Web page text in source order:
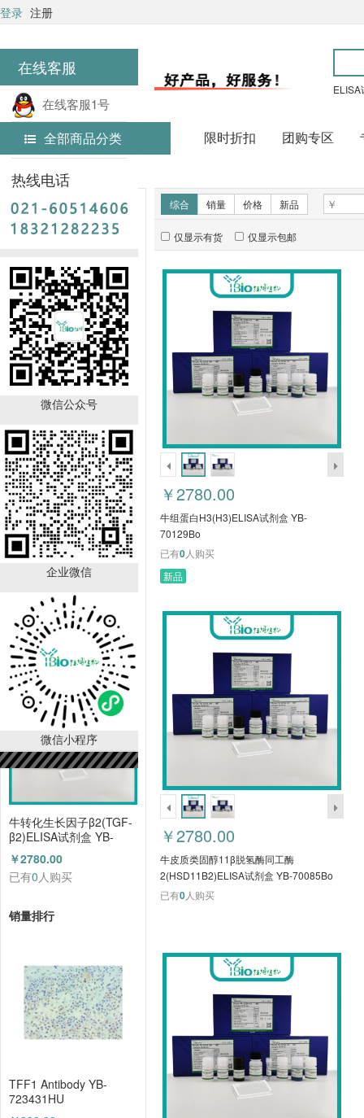
在线客服
在线客服1号
在线客服2号
热线电话
微信公众号
企业微信
微信小程序
登录 注册
ELISA
全部商品分类 限时折扣 团购专区
首页
ELISA试剂盒
新品推荐
牛组蛋白H3(H3)ELISA试
剂盒 YB-70129Bo
￥2780.00
已有
人购买
牛转录因子AP-
1(JUN)ELISA试剂盒 YB-
70128Bo
￥2780.00
已有0人购买
牛转化生长因子β2(TGF-
β2)ELISA试剂盒 YB-
70127Bo
￥2780.00
已有0人购买
销量排行
TFF1 Antibody YB-
723431HU
综合 销量 价格 新品
仅显示有货 仅显示包邮
￥2780.00
牛组蛋白H3(H3)ELISA试剂盒 YB-
70129Bo
已有0人购买
新品
￥2780.00
牛皮质类固醇11β脱氢酶同工酶
2(HSD11B2)ELISA试剂盒 YB-70085Bo
已有0人购买